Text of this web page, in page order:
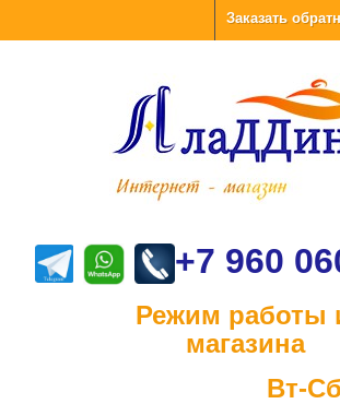
Заказать
+7 960
Режим работы
магазина
Вт-Сб